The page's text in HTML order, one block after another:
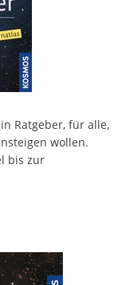
Ratgeber, für alle,
wollen.
bis zur